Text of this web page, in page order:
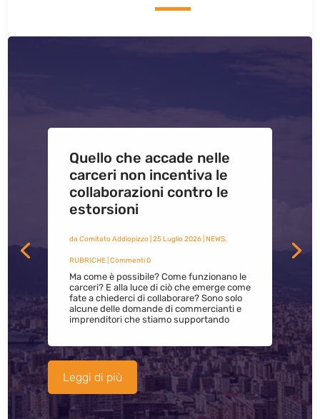
Quello che accade nelle
carceri non incentiva le
collaborazioni contro le
estorsioni
da Comitato Addiopizzo| 25 Luglio 2026| NEWS,
RUBRICHE| Commenti 0
Ma come è possibile? Come funzionano le
carceri? E alla luce di ciò che emerge come
fate a chiederci di collaborare? Sono solo
alcune delle domande di commercianti e
imprenditori che stiamo supportando
Leggi di più